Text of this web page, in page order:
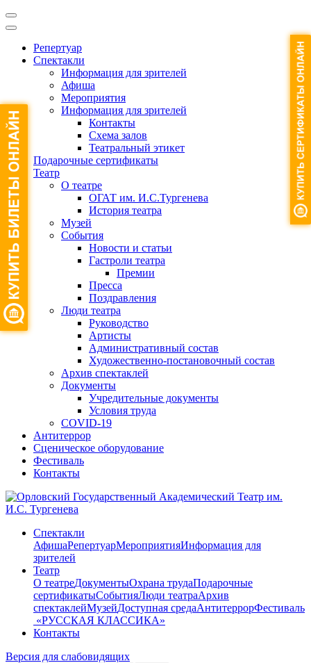
Репертуар
Спектакли
Информация для зрителей
Афиша
Мероприятия
Информация для зрителей
Контакты
Схема залов
Театральный этикет
Подарочные сертификаты
Театр
О театре
ОГАТ им. И.С.Тургенева
История театра
Музей
События
Новости и статьи
Гастроли театра
Премии
Пресса
Поздравления
Люди театра
Руководство
Артисты
Административный состав
Художественно-постановочный состав
Архив спектаклей
Документы
Учредительные документы
Условия труда
COVID-19
Антитеррор
Сценическое оборудование
Фестиваль
Контакты
Спектакли
АфишаРепертуарМероприятияИнформация для
зрителей
Театр
О театреДокументыОхрана трудаПодарочные
сертификатыСобытияЛюди театраАрхив
спектаклейМузейДоступная средаАнтитеррорФестиваль
​ «РУССКАЯ КЛАССИКА»
Контакты
Версия для слабовидящих